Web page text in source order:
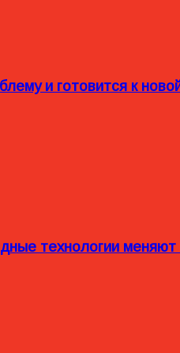
и готовится к
технологии